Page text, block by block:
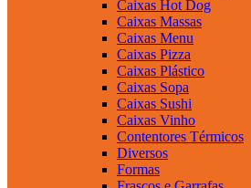
Caixas Hot Dog
Caixas Massas
Caixas Menu
Caixas Pizza
Caixas Plástico
Caixas Sopa
Caixas Sushi
Caixas Vinho
Contentores Térmicos
Diversos
Formas